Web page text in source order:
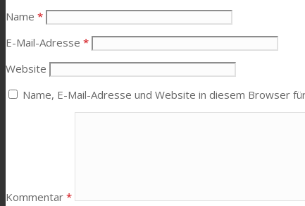
Kundenservice
Zertifikate
Name *
E-Mail-Adresse *
Website
Name, E-Mail-Adresse und Website in diesem Browser
Kommentar *